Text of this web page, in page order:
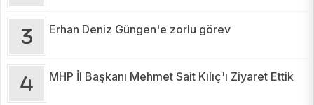
Erhan Deniz Güngen'e zorlu görev
MHP İl Başkanı Mehmet Sait Kılıç'ı Ziyaret Ettik